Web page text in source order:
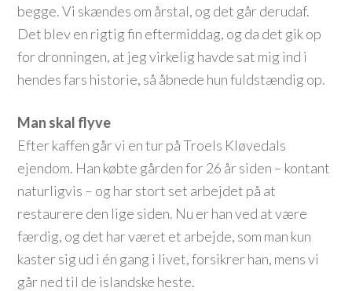
begge. Vi skændes om årstal, og det går derudaf.
Det blev en rigtig fin eftermiddag, og da det gik op
for dronningen, at jeg virkelig havde sat mig ind i
hendes fars historie, så åbnede hun fuldstændig op.
Man skal flyve
Efter kaffen går vi en tur på Troels Kløvedals
ejendom. Han købte gården for 26 år siden – kontant
naturligvis – og har stort set arbejdet på at
restaurere den lige siden. Nu er han ved at være
færdig, og det har været et arbejde, som man kun
kaster sig ud i én gang i livet, forsikrer han, mens vi
går ned til de islandske heste.